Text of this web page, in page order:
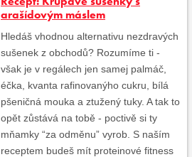
arašídovým máslem
Hledáš vhodnou alternativu nezdravých
sušenek z obchodů? Rozumíme ti -
však je v regálech jen samej palmáč,
éčka, kvanta rafinovanýho cukru, bílá
pšeničná mouka a ztužený tuky. A tak to
opět zůstává na tobě - poctivě si ty
mňamky “za odměnu” vyrob. S naším
receptem budeš mít proteinové fitness